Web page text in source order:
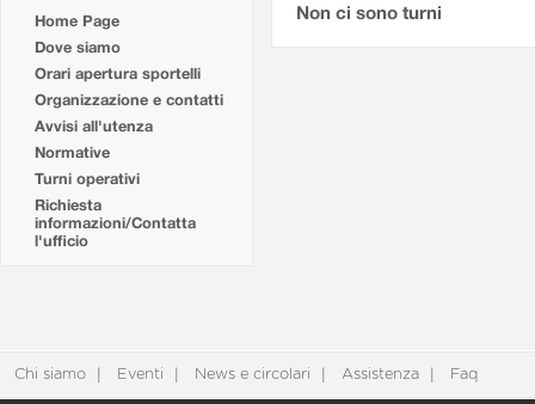
Home Page
Dove siamo
Orari apertura sportelli
Organizzazione e contatti
Avvisi all'utenza
Normative
Turni operativi
Richiesta
informazioni/Contatta
l'ufficio
Non ci sono turni
Chi siamo Eventi News e circolari Assistenza Faq